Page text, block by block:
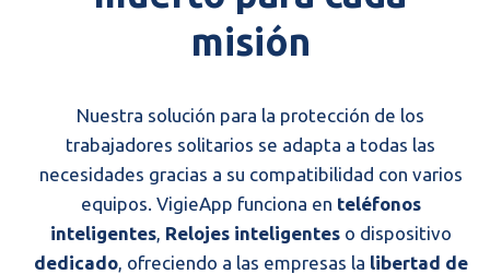
misión
Nuestra solución para la protección de los
trabajadores solitarios se adapta a todas las
necesidades gracias a su compatibilidad con varios
equipos. VigieApp funciona en teléfonos
inteligentes, Relojes inteligenteso dispositivo
dedicado, ofreciendo a las empresas la libertad de